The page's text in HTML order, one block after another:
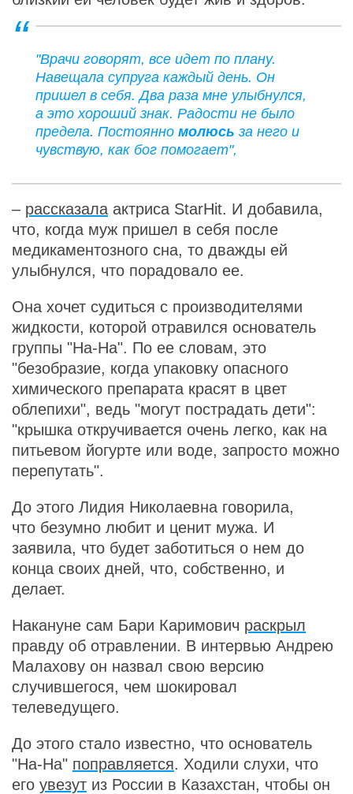
"Врачи говорят, все идет по плану.
Навещала супруга каждый день. Он
пришел в себя. Два раза мне улыбнулся,
а это хороший знак. Радости не было
предела. Постоянно молюсь за него и
чувствую, как бог помогает",
– рассказала актриса StarHit. И добавила,
что, когда муж пришел в себя после
медикаментозного сна, то дважды ей
улыбнулся, что порадовало ее.
Она хочет судиться с производителями
жидкости, которой отравился основатель
группы "На-На". По ее словам, это
"безобразие, когда упаковку опасного
химического препарата красят в цвет
облепихи", ведь "могут пострадать дети":
"крышка откручивается очень легко, как на
питьевом йогурте или воде, запросто можно
перепутать".
До этого Лидия Николаевна говорила,
что безумно любит и ценит мужа. И
заявила, что будет заботиться о нем до
конца своих дней, что, собственно, и
делает.
Накануне сам Бари Каримович раскрыл
правду об отравлении. В интервью Андрею
Малахову он назвал свою версию
случившегося, чем шокировал
телеведущего.
До этого стало известно, что основатель
"На-На" поправляется. Ходили слухи, что
его увезут из России в Казахстан, чтобы он